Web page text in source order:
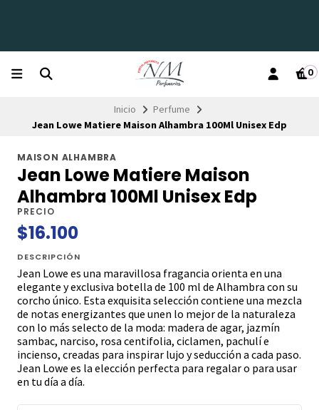
0
Inicio
Perfume
Jean Lowe Matiere Maison Alhambra 100Ml Unisex Edp
MAISON ALHAMBRA
Jean Lowe Matiere Maison
Alhambra 100Ml Unisex Edp
PRECIO
$16.100
DESCRIPCIÓN
Jean Lowe es una maravillosa fragancia orienta en una
elegante y exclusiva botella de 100 ml de Alhambra con su
corcho único. Esta exquisita selección contiene una mezcla
de notas energizantes que unen lo mejor de la naturaleza
con lo más selecto de la moda: madera de agar, jazmín
sambac, narciso, rosa centifolia, ciclamen, pachulí e
incienso, creadas para inspirar lujo y seducción a cada paso.
Jean Lowe es la elección perfecta para regalar o para usar
en tu día a día.